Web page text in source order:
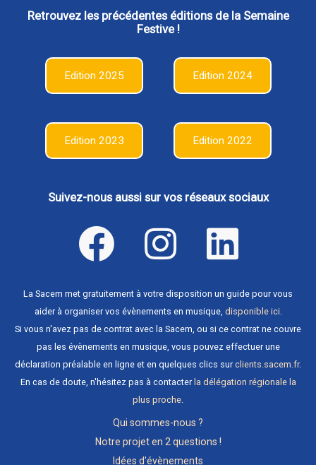
Retrouvez les précédentes éditions de la Semaine
Festive !
Edition 2025 Edition 2024
Edition 2023 Edition 2022
Suivez-nous aussi sur vos réseaux sociaux
La Sacem met gratuitement à votre disposition un guide pour vous
aider à organiser vos évènements en musique, disponible ici.
Si vous n'avez pas de contrat avec la Sacem, ou si ce contrat ne couvre
pas les évènements en musique, vous pouvez effectuer une
déclaration préalable en ligne et en quelques clics surclients.sacem.fr.
En cas de doute, n'hésitez pas à contacterla délégation régionale la
plus proche
Qui sommes-nous ?
Notre projet en 2 questions !
Idées d'évènements